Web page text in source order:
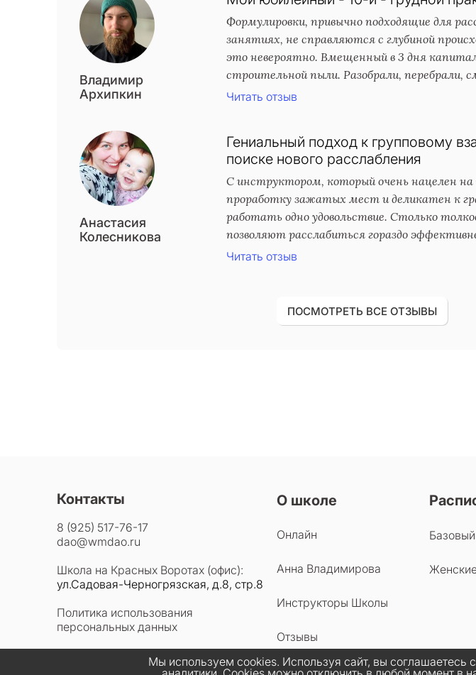
Мы используем cookies. Используя сайт, вы соглашаетесь
Владимир
Архипкин
Формулировки, привычно подходящие для
занятиях, не справляются с глубиной
это невероятно. Вмещенный в 3 дня
строительной пыли. Разобрали, перебрали,
Читать отзыв
Анастасия
Колесникова
Гениальный подход к групповому
поиске нового расслабления
С инструктором, который очень нацелен
проработку зажатых мест и деликатен к
работать одно удовольствие. Столько
позволяют расслабиться гораздо
Читать отзыв
ПОСМОТРЕТЬ ВСЕ ОТЗЫВЫ
Контакты
8 (925) 517-76-17
dao@wmdao.ru
Школа на Красных Воротах (офис):
ул.Садовая-Черногрязская, д.8, стр.8
Политика использования
персональных данных
О школе
Онлайн
Анна Владимирова
Инструкторы Школы
Отзывы